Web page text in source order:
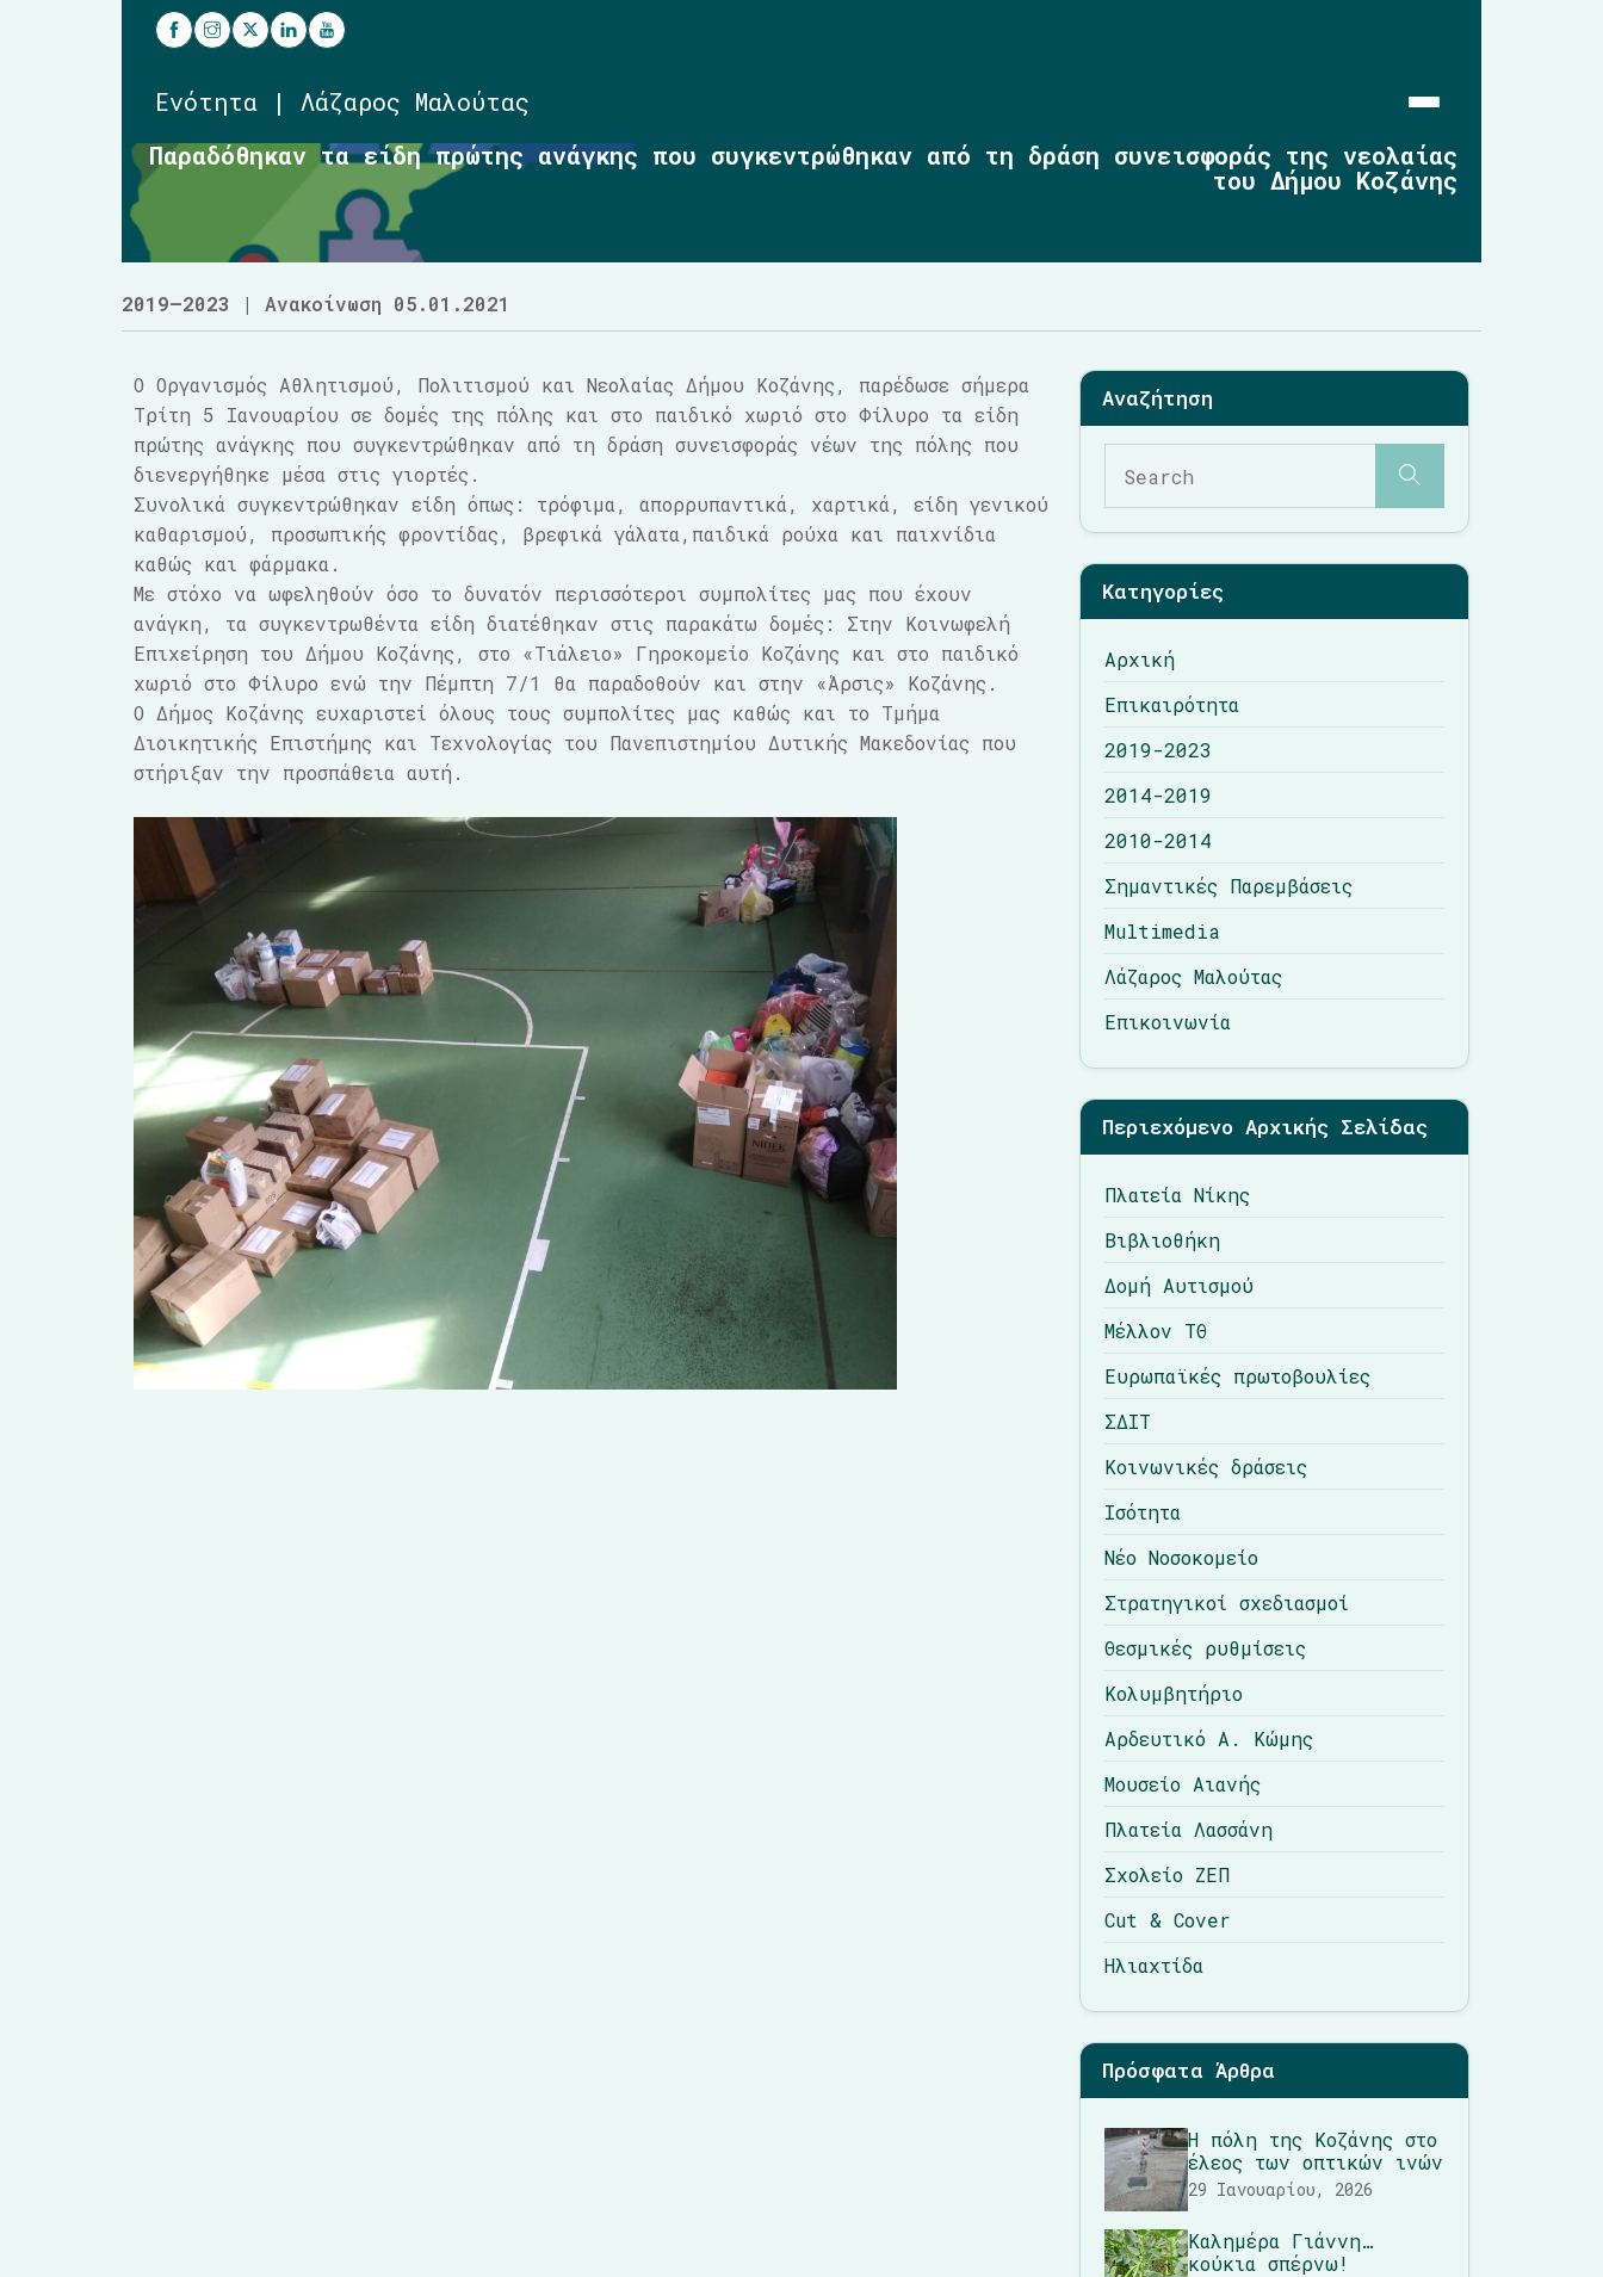
Ενότητα | Λάζαρος Μαλούτας
2019-2023
2014-2019
2010-2014
Σημαντικές Παρεμβάσεις
Multimedia
Λάζαρος Μαλούτας
Επικοινωνία
Παραδόθηκαν τα είδη πρώτης ανάγκης που συγκεντρώθηκαν από τη δράση συνεισφοράς της νεολαίας
του Δήμου Κοζάνης
2019–2023 | Ανακοίνωση 05.01.2021
Ο Οργανισμός Αθλητισμού, Πολιτισμού και Νεολαίας Δήμου Κοζάνης, παρέδωσε σήμερα
Τρίτη 5 Ιανουαρίου σε δομές της πόλης και στο παιδικό χωριό στο Φίλυρο τα είδη
πρώτης ανάγκης που συγκεντρώθηκαν από τη δράση συνεισφοράς νέων της πόλης που
διενεργήθηκε μέσα στις γιορτές.
Συνολικά συγκεντρώθηκαν είδη όπως: τρόφιμα, απορρυπαντικά, χαρτικά, είδη γενικού
καθαρισμού, προσωπικής φροντίδας, βρεφικά γάλατα,παιδικά ρούχα και παιχνίδια
καθώς και φάρμακα.
Με στόχο να ωφεληθούν όσο το δυνατόν περισσότεροι συμπολίτες μας που έχουν
ανάγκη, τα συγκεντρωθέντα είδη διατέθηκαν στις παρακάτω δομές: Στην Κοινωφελή
Επιχείρηση του Δήμου Κοζάνης, στο «Τιάλειο» Γηροκομείο Κοζάνης και στο παιδικό
χωριό στο Φίλυρο ενώ την Πέμπτη 7/1 θα παραδοθούν και στην «Άρσις» Κοζάνης.
Ο Δήμος Κοζάνης ευχαριστεί όλους τους συμπολίτες μας καθώς και το Τμήμα
Διοικητικής Επιστήμης και Τεχνολογίας του Πανεπιστημίου Δυτικής Μακεδονίας που
στήριξαν την προσπάθεια αυτή.
Κατηγορίες
Αρχική
Επικαιρότητα
2019-2023
2014-2019
2010-2014
Σημαντικές Παρεμβάσεις
Multimedia
Λάζαρος Μαλούτας
Επικοινωνία
Περιεχόμενο Αρχικής Σελίδας
Πλατεία Νίκης
Βιβλιοθήκη
Δομή Αυτισμού
Μέλλον ΤΘ
Ευρωπαϊκές πρωτοβουλίες
ΣΔΙΤ
Κοινωνικές δράσεις
Ισότητα
Νέο Νοσοκομείο
Στρατηγικοί σχεδιασμοί
Θεσμικές ρυθμίσεις
Κολυμβητήριο
Αρδευτικό Α. Κώμης
Μουσείο Αιανής
Πλατεία Λασσάνη
Σχολείο ΖΕΠ
Cut & Cover
Ηλιαχτίδα
Πρόσφατα Άρθρα
Η πόλη της Κοζάνης στο
έλεος των οπτικών ινών
29 Ιανουαρίου, 2026
Καλημέρα Γιάννη…
κούκια σπέρνω!